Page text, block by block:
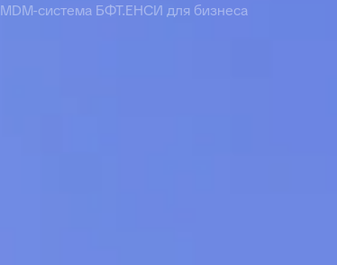
MDM-система БФТ.ЕНСИ для бизнеса